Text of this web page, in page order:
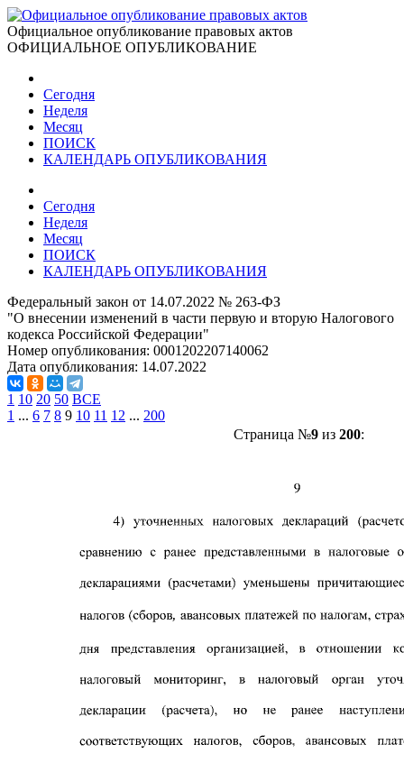
Официальное опубликование правовых актов
ОФИЦИАЛЬНОЕ ОПУБЛИКОВАНИЕ
Сегодня
Неделя
Месяц
ПОИСК
КАЛЕНДАРЬ ОПУБЛИКОВАНИЯ
Сегодня
Неделя
Месяц
ПОИСК
КАЛЕНДАРЬ ОПУБЛИКОВАНИЯ
Федеральный закон от 14.07.2022 № 263-ФЗ
"О внесении изменений в части первую и вторую Налогового
кодекса Российской Федерации"
Номер опубликования: 0001202207140062
Дата опубликования: 14.07.2022
1 10 20 50 ВСЕ
1 ... 6 7 8 9 10 11 12 ... 200
Страница №9из 200: